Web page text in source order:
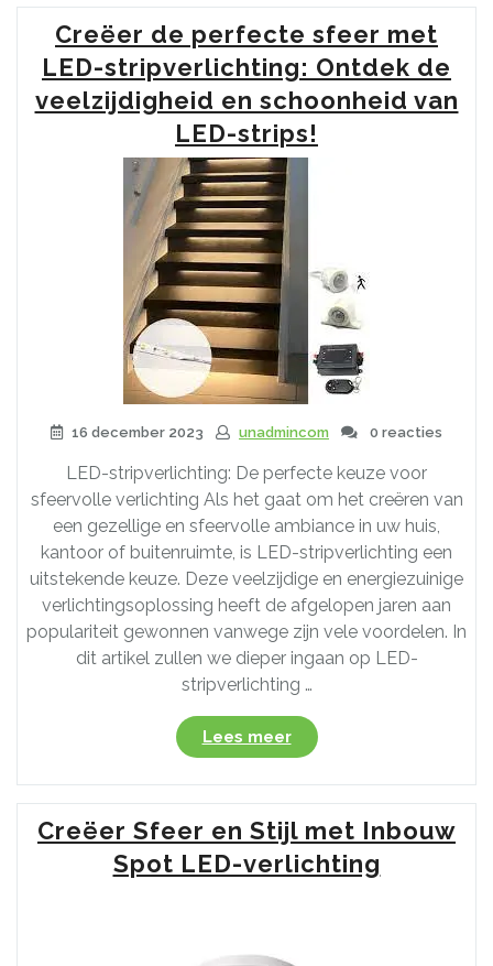
van
Dimbare
LED-
spots
bij
Gamma”
Creëer de perfecte sfeer met
LED-stripverlichting: Ontdek de
veelzijdigheid en schoonheid van
LED-strips!
16 december 2023 unadmincom 0 reacties
LED-stripverlichting: De perfecte keuze voor
sfeervolle verlichting Als het gaat om het creëren van
een gezellige en sfeervolle ambiance in uw huis,
kantoor of buitenruimte, is LED-stripverlichting een
uitstekende keuze. Deze veelzijdige en energiezuinige
verlichtingsoplossing heeft de afgelopen jaren aan
populariteit gewonnen vanwege zijn vele voordelen. In
dit artikel zullen we dieper ingaan op LED-
stripverlichting …
Lees meer“Creëer
de
perfecte
sfeer
met
LED-
stripverlichting:
Creëer Sfeer en Stijl met Inbouw
Spot LED-verlichting